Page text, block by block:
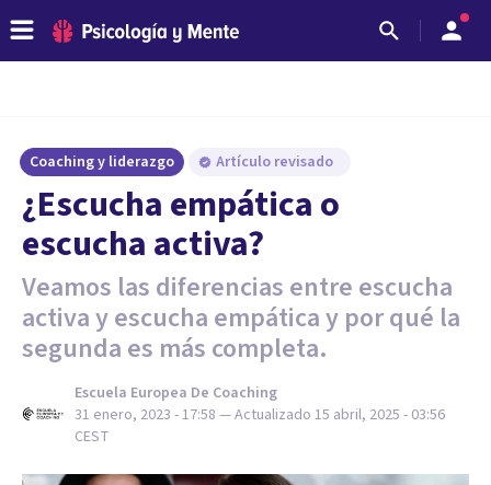
Coaching y liderazgo Artículo revisado
¿Escucha empática o
escucha activa?
Veamos las diferencias entre escucha
activa y escucha empática y por qué la
segunda es más completa.
Escuela Europea De Coaching
31 enero, 2023 - 17:58 — Actualizado 15 abril, 2025 - 03:56
CEST